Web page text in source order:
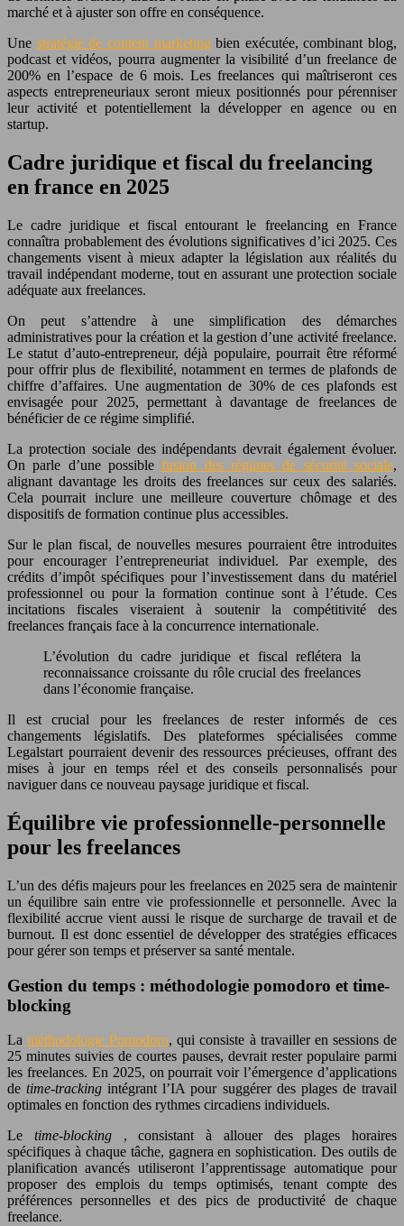
marché et à ajuster son offre en conséquence.
Une stratégie de content marketing bien exécutée, combinant blog,
podcast et vidéos, pourra augmenter la visibilité d’un freelance de
200% en l’espace de 6 mois. Les freelances qui maîtriseront ces
aspects entrepreneuriaux seront mieux positionnés pour pérenniser
leur activité et potentiellement la développer en agence ou en
startup.
Cadre juridique et fiscal du freelancing
en france en 2025
Le cadre juridique et fiscal entourant le freelancing en France
connaîtra probablement des évolutions significatives d’ici 2025. Ces
changements visent à mieux adapter la législation aux réalités du
travail indépendant moderne, tout en assurant une protection sociale
adéquate aux freelances.
On peut s’attendre à une simplification des démarches
administratives pour la création et la gestion d’une activité freelance.
Le statut d’auto-entrepreneur, déjà populaire, pourrait être réformé
pour offrir plus de flexibilité, notamment en termes de plafonds de
chiffre d’affaires. Une augmentation de 30% de ces plafonds est
envisagée pour 2025, permettant à davantage de freelances de
bénéficier de ce régime simplifié.
La protection sociale des indépendants devrait également évoluer.
On parle d’une possiblefusion des régimes de sécurité sociale,
alignant davantage les droits des freelances sur ceux des salariés.
Cela pourrait inclure une meilleure couverture chômage et des
dispositifs de formation continue plus accessibles.
Sur le plan fiscal, de nouvelles mesures pourraient être introduites
pour encourager l’entrepreneuriat individuel. Par exemple, des
crédits d’impôt spécifiques pour l’investissement dans du matériel
professionnel ou pour la formation continue sont à l’étude. Ces
incitations fiscales viseraient à soutenir la compétitivité des
freelances français face à la concurrence internationale.
L’évolution du cadre juridique et fiscal reflétera la
reconnaissance croissante du rôle crucial des freelances
dans l’économie française.
Il est crucial pour les freelances de rester informés de ces
changements législatifs. Des plateformes spécialisées comme
Legalstart pourraient devenir des ressources précieuses, offrant des
mises à jour en temps réel et des conseils personnalisés pour
naviguer dans ce nouveau paysage juridique et fiscal.
Équilibre vie professionnelle-personnelle
pour les freelances
L’un des défis majeurs pour les freelances en 2025 sera de maintenir
un équilibre sain entre vie professionnelle et personnelle. Avec la
flexibilité accrue vient aussi le risque de surcharge de travail et de
burnout. Il est donc essentiel de développer des stratégies efficaces
pour gérer son temps et préserver sa santé mentale.
Gestion du temps : méthodologie pomodoro et time-
blocking
Laméthodologie Pomodoro, qui consiste à travailler en sessions de
25 minutes suivies de courtes pauses, devrait rester populaire parmi
les freelances. En 2025, on pourrait voir l’émergence d’applications
detime-trackingintégrant l’IA pour suggérer des plages de travail
optimales en fonction des rythmes circadiens individuels.
Le time-blocking , consistant à allouer des plages horaires
spécifiques à chaque tâche, gagnera en sophistication. Des outils de
planification avancés utiliseront l’apprentissage automatique pour
proposer des emplois du temps optimisés, tenant compte des
préférences personnelles et des pics de productivité de chaque
freelance.